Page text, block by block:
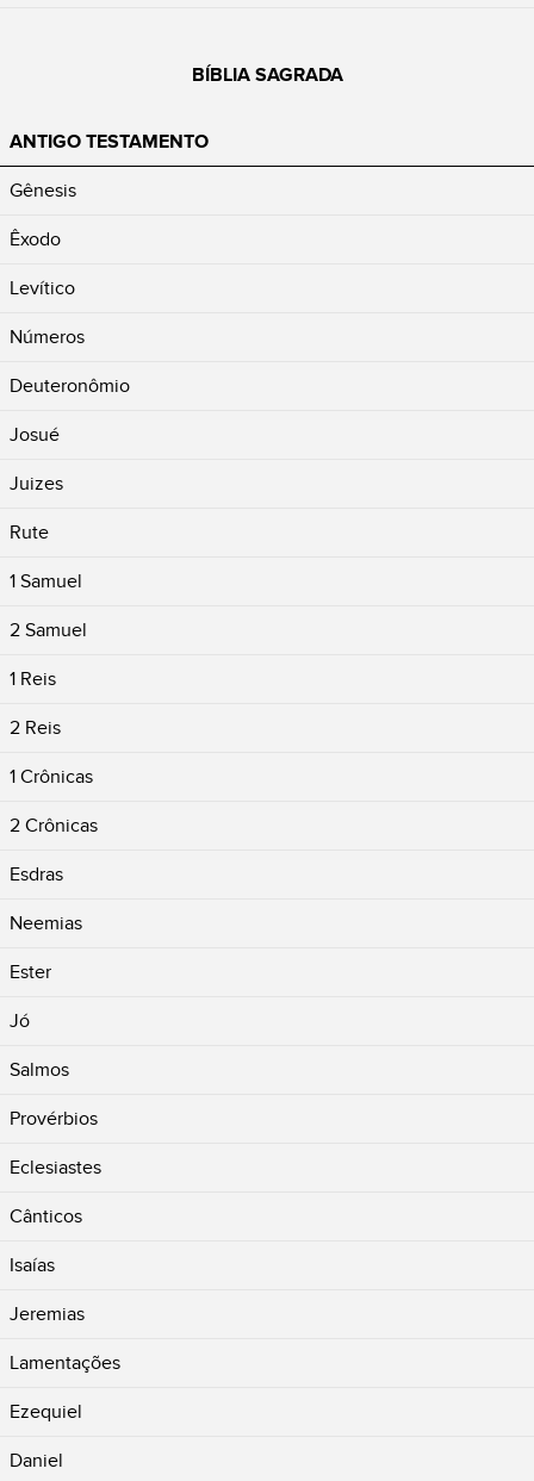
BÍBLIA SAGRADA
ANTIGO TESTAMENTO
Gênesis
Êxodo
Levítico
Números
Deuteronômio
Josué
Juizes
Rute
1 Samuel
2 Samuel
1 Reis
2 Reis
1 Crônicas
2 Crônicas
Esdras
Neemias
Ester
Jó
Salmos
Provérbios
Eclesiastes
Cânticos
Isaías
Jeremias
Lamentações
Ezequiel
Daniel